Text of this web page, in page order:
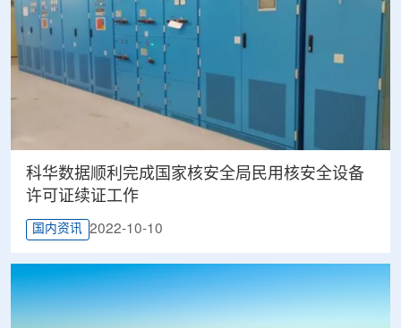
科华数据顺利完成国家核安全局民用核安全设备
许可证续证工作
国内资讯 2022-10-10